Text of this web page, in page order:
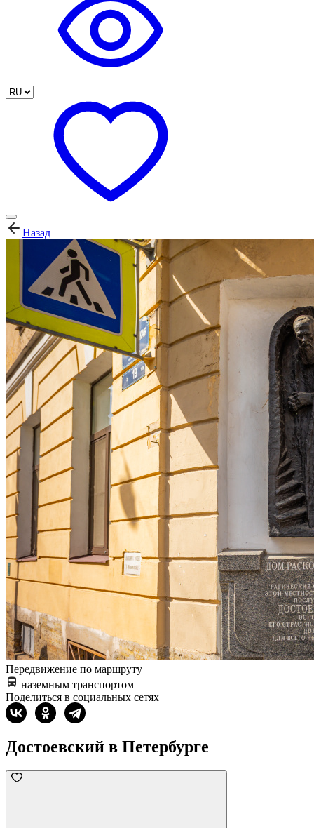
Назад
Передвижение по маршруту
наземным транспортом
Поделиться в социальных сетях
Достоевский в Петербурге